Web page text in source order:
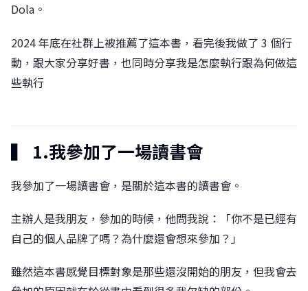
Dola。
2024 年底在社群上被推薦了這本書，看完後我做了 3 個行
動，跟大家分享好書，也同時分享我是怎麼執行跟為何做這
些執行
󠀠󠀠▍ 1.我參加了一場讀書會
我參加了一場讀書會，是關於這本書的讀書會。
󠀠主辦人是我朋友，參加的時候，他問我說：「你不是已經有
自己的個人品牌了嗎？為什麼還會想來參加？」
雖然這本書感覺目標對象是那些還沒開始的朋友，但我會去